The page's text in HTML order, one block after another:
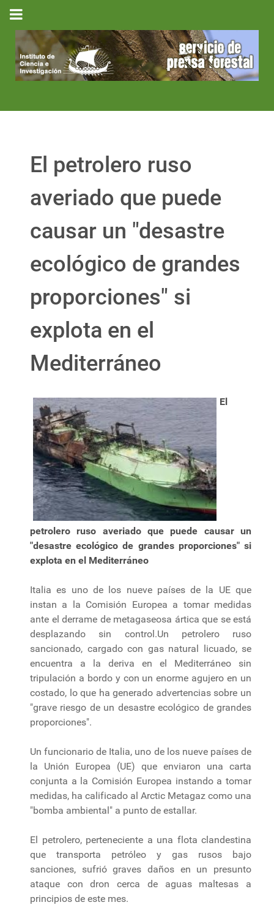
El petrolero ruso
averiado que puede
causar un "desastre
ecológico de grandes
proporciones" si
explota en el
Mediterráneo
El
petrolero ruso averiado que puede causar un
"desastre ecológico de grandes proporciones" si
explota en el Mediterráneo
Italia es uno de los nueve países de la UE que
instan a la Comisión Europea a tomar medidas
ante el derrame de metagaseosa ártica que se está
desplazando sin control.Un petrolero ruso
sancionado, cargado con gas natural licuado, se
encuentra a la deriva en el Mediterráneo sin
tripulación a bordo y con un enorme agujero en un
costado, lo que ha generado advertencias sobre un
"grave riesgo de un desastre ecológico de grandes
proporciones".
Un funcionario de Italia, uno de los nueve países de
la Unión Europea (UE) que enviaron una carta
conjunta a la Comisión Europea instando a tomar
medidas, ha calificado al Arctic Metagaz como una
"bomba ambiental" a punto de estallar.
El petrolero, perteneciente a una flota clandestina
que transporta petróleo y gas rusos bajo
sanciones, sufrió graves daños en un presunto
ataque con dron cerca de aguas maltesas a
principios de este mes.